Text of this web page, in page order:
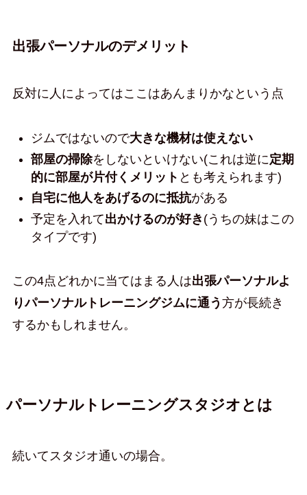
出張パーソナルのデメリット
反対に人によってはここはあんまりかなという点
ジムではないので大きな機材は使えない
部屋の掃除をしないといけない(これは逆に定期
的に部屋が片付くメリット とも考えられます)
自宅に他人をあげるのに抵抗がある
予定を入れて出かけるのが好き (うちの妹はこの
タイプです)
この4点どれかに当てはまる人は出張パーソナルよ
りパーソナルトレーニングジムに通う 方が長続き
するかもしれません。
パーソナルトレーニングスタジオとは
続いてスタジオ通いの場合。